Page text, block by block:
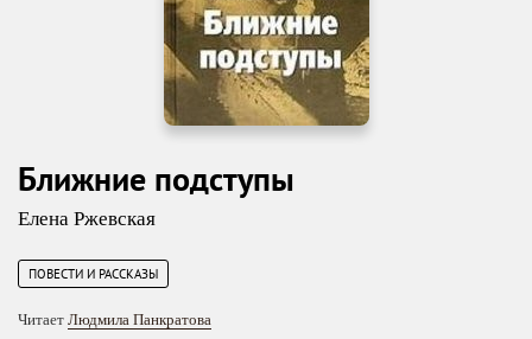
Ближние подступы
Елена Ржевская
ПОВЕСТИ И РАССКАЗЫ
Читает Людмила Панкратова